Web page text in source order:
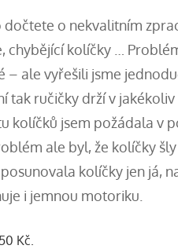
dočtete o nekvalitním
chybějící kolíčky …
– ale vyřešili jsme
tak ručičky drží v
kolíčků jsem požádala v
ale byl, že kolíčky
kolíčky jen já,
i jemnou motoriku.
Kč.